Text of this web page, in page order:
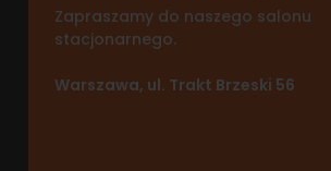
Zapraszamy do naszego salonu
stacjonarnego.
Warszawa, ul. Trakt Brzeski 56